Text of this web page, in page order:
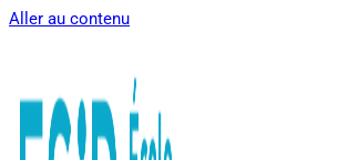
Aller au contenu